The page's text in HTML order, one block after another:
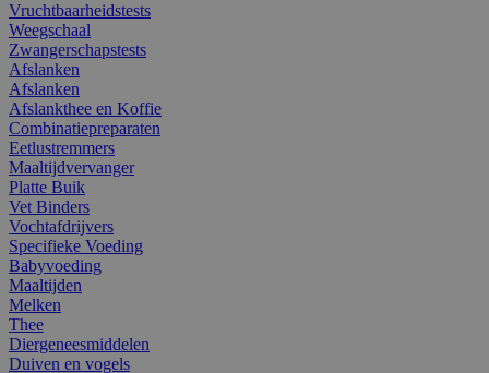
Vruchtbaarheidstests
Weegschaal
Zwangerschapstests
Afslanken
Afslanken
Afslankthee en Koffie
Combinatiepreparaten
Eetlustremmers
Maaltijdvervanger
Platte Buik
Vet Binders
Vochtafdrijvers
Specifieke Voeding
Babyvoeding
Maaltijden
Melken
Thee
Diergeneesmiddelen
Duiven en vogels